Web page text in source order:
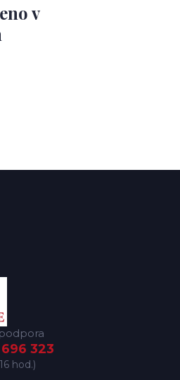
v
323
hod.)